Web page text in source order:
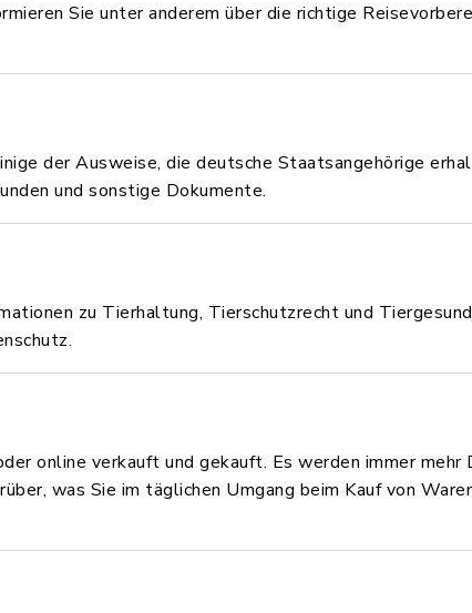
Sie unter anderem über die richtige
der Ausweise, die deutsche Staatsangehörige
und sonstige Dokumente.
zu Tierhaltung, Tierschutzrecht und
online verkauft und gekauft. Es werden immer mehr
was Sie im täglichen Umgang beim Kauf von